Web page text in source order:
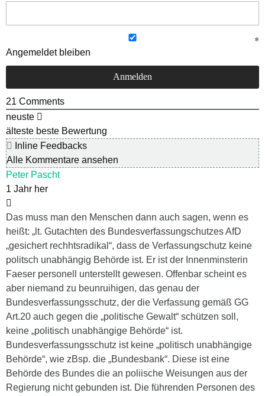
Angemeldet bleiben
21 Comments
neuste
älteste beste Bewertung
Inline Feedbacks
Alle Kommentare ansehen
Peter Pascht
1 Jahr her
Das muss man den Menschen dann auch sagen, wenn es
heißt: „lt. Gutachten des Bundesverfassungschutzes AfD
„gesichert rechhtsradikal“, dass de Verfassungschutz keine
politsch unabhängig Behörde ist. Er ist der Innenminsterin
Faeser personell unterstellt gewesen. Offenbar scheint es
aber niemand zu beunruihigen, das genau der
Bundesverfassungsschutz, der die Verfassung gemäß GG
Art.20 auch gegen die „politische Gewalt“ schützen soll,
keine „politisch unabhängige Behörde“ ist.
Bundesverfassungsschutz ist keine „politisch unabhängige
Behörde“, wie zBsp. die „Bundesbank“. Diese ist eine
Behörde des Bundes die an poliische Weisungen aus der
Regierung nicht gebunden ist. Die führenden Personen des